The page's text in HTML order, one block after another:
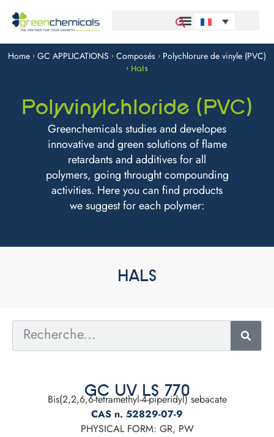
Home > GC APPLICATIONS > Composés > Polychlorure de vinyle (PVC)
> Hals
Polyvinylchloride (PVC)
Greenchemicals studies and developes
innovative and green solutions of flame
retardants and additives for all
polymers, going throught compounding
activities. Here you can find products
we suggest for each polymer:
HALS
GC UV LS 770
Bis(2,2,6,6-tetramethyl-4-piperidyl) sebacate
CAS n. 52829-07-9
PHYSICAL FORM: GR, PW